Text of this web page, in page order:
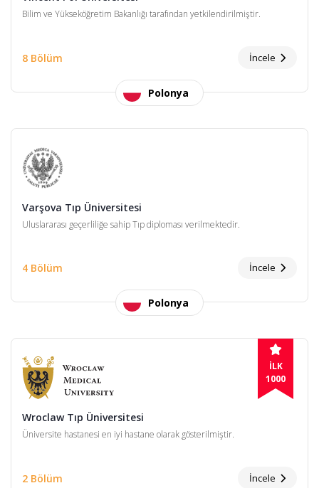
Bilim ve Yükseköğretim Bakanlığı tarafından yetkilendirilmiştir.
8 Bölüm İncele
Polonya
Varşova Tıp Üniversitesi
Uluslararası geçerliliğe sahip Tıp diploması verilmektedir.
4 Bölüm İncele
Polonya
İLK
1000
Wroclaw Tıp Üniversitesi
Üniversite hastanesi en iyi hastane olarak gösterilmiştir.
2 Bölüm İncele